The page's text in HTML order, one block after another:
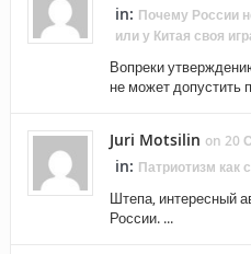
in: Почему России
или у Китая своя
Вопреки
не может допустить
Juri Motsilin on 20
in: Патриотизм как
Штепа, интересный
России. ...